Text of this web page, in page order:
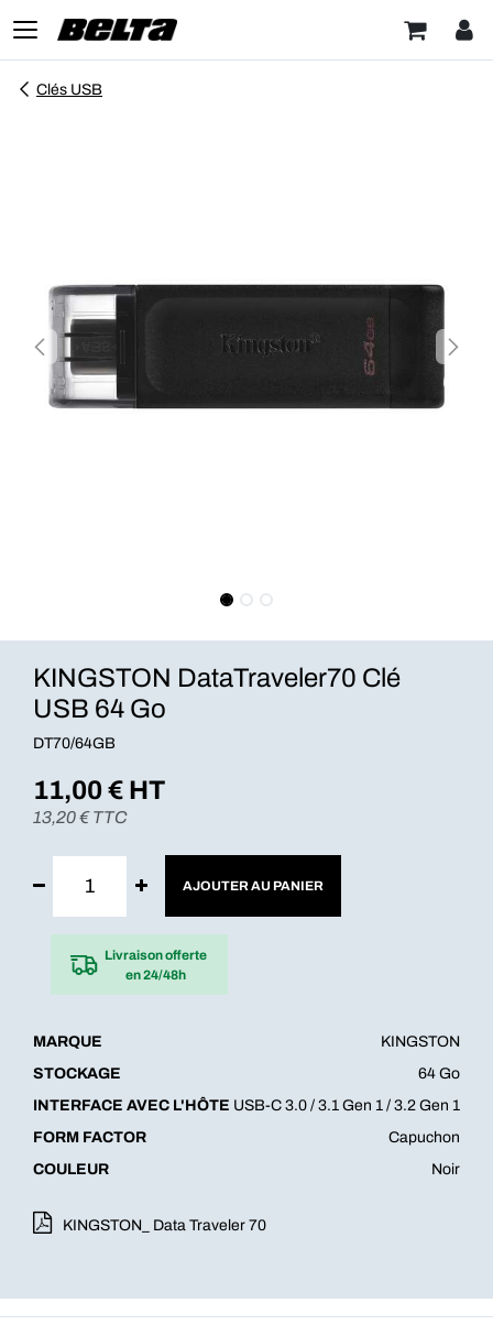
Clés USB
KINGSTON DataTraveler70 Clé
USB 64 Go
DT70/64GB
11,00€ HT
13,20€ TTC
AJOUTER AU PANIER
Livraison offerte
en 24/48h
MARQUE
KINGSTON
STOCKAGE
64 Go
INTERFACE AVEC L'HÔTE USB-C 3.0 / 3.1 Gen 1 / 3.2 Gen 1
FORM FACTOR
Capuchon
COULEUR
Noir
KINGSTON_ Data Traveler 70